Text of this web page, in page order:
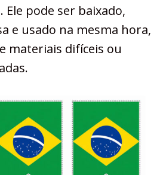
pode ser baixado,
e usado na mesma hora,
materiais difíceis ou